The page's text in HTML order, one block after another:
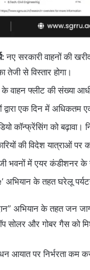
नए सरकारी वाहनों की
तेजी से विस्तार होगा।
वाहन फ्लीट की संख्या
द्वारा एक दिन में अधिकतम
कॉन्फ्रेंसिंग को बढ़ावा।
की विदेश यात्राओं पर
भवनों में एयर कंडीशनर के
के तहत घरेलू
अभियान के तहत जन
और गोबर गैस को
आयात पर निर्भरता कम